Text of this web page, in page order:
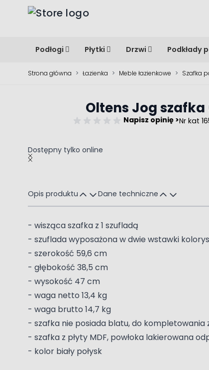
Przejdź do treści
Podłogi Płytki Drzwi Podkłady
Strona główna > Łazienka > Meble łazienkowe > Szafka
Oltens Jog
Napisz opinię >Nr kat
Dostępny tylko online
Main image
Click to view image in fullscreen
Opis produktu Dane techniczne
- wisząca szafka z 1 szufladą
- szuflada wyposażona w dwie wstawki
- szerokość 59,6 cm
- głębokość 38,5 cm
- wysokość 47 cm
- waga netto 13,4 kg
- waga brutto 14,7 kg
- szafka nie posiada blatu, do
- szafka z płyty MDF, powłoka lakierowana
- kolor biały połysk